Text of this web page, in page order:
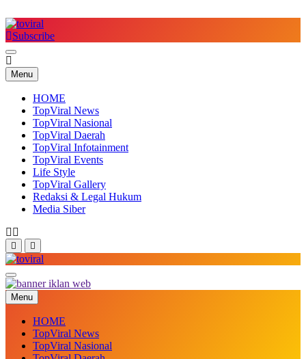
to
content
Subscribe
Menu
HOME
TopViral News
TopViral Nasional
TopViral Daerah
TopViral Infotainment
TopViral Events
Life Style
TopViral Gallery
Redaksi & Legal Hukum
Media Siber
Top Viral
Menu
HOME
TopViral News
TopViral Nasional